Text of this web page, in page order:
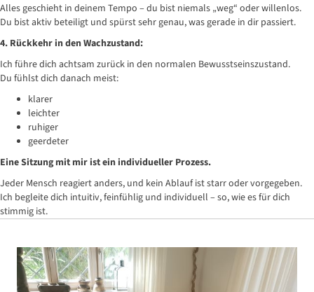
Alles geschieht in deinem Tempo – du bist niemals „weg“ oder willenlos.
Du bist aktiv beteiligt und spürst sehr genau, was gerade in dir passiert.
4. Rückkehr in den Wachzustand:
Ich führe dich achtsam zurück in den normalen Bewusstseinszustand.
Du fühlst dich danach meist:
klarer
leichter
ruhiger
geerdeter
Eine Sitzung mit mir ist ein individueller Prozess.
Jeder Mensch reagiert anders, und kein Ablauf ist starr oder vorgegeben.
Ich begleite dich intuitiv, feinfühlig und individuell – so, wie es für dich
stimmig ist.